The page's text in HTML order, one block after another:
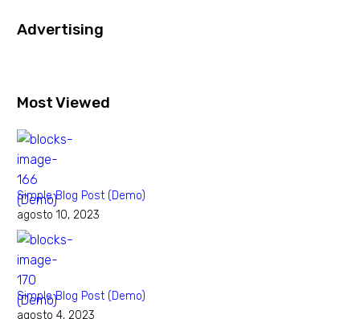
Advertising
Most Viewed
Simple Blog Post (Demo)
agosto 10, 2023
Simple Blog Post (Demo)
agosto 4, 2023